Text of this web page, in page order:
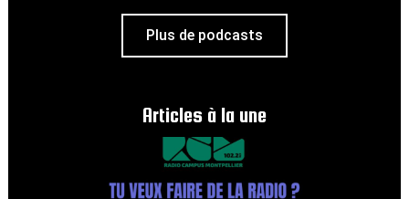
Plus de podcasts
Articles à la une